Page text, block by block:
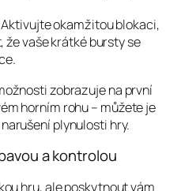
Aktivujte okamžitou blokaci,
že vaše krátké bursty se
zobrazuje na první
horním rohu – můžete je
plynulosti hry.
a kontrolou
hru, ale poskytnout vám